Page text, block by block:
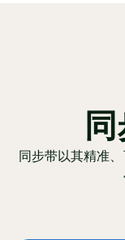
同步带以其精准